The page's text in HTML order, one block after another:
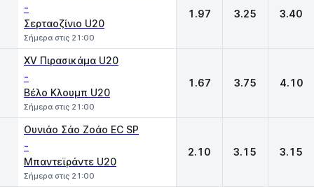
-
Σερταοζίνιο U20
Σήμερα στις 21:00
1.97 3.25 3.40
XV Πιρασικάμα U20
-
Βέλο Κλουμπ U20
Σήμερα στις 21:00
1.67 3.75 4.10
Ουνιάο Σάο Ζοάο EC SP
-
Μπαντεϊράντε U20
Σήμερα στις 21:00
2.10 3.15 3.15